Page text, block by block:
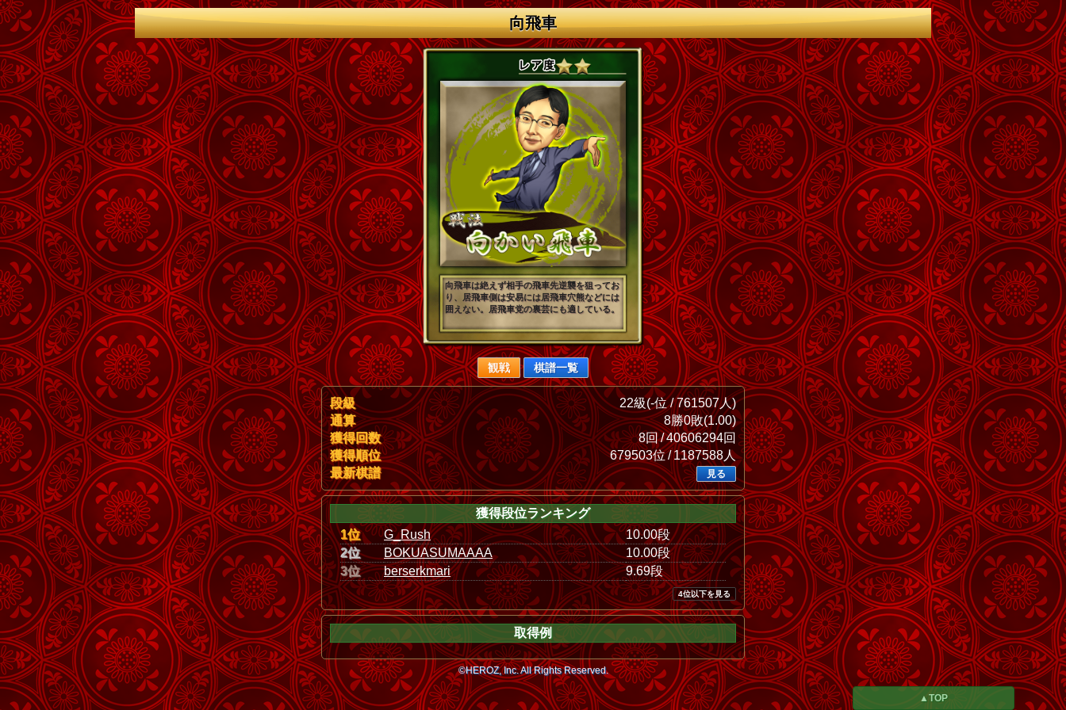
向飛車
向飛車は絶えず相手の飛車先逆襲を狙ってお
り、居飛車側は安易には居飛車穴熊などには
囲えない。居飛車党の裏芸にも適している。
観戦 棋譜一覧
段級
22級(-位 / 761507人)
通算
8勝0敗(1.00)
獲得回数
8回 / 40606294回
獲得順位
679503位 / 1187588人
最新棋譜
見る
獲得段位ランキング
1位
G_Rush
10.00段
2位
BOKUASUMAAAA
10.00段
3位
berserkmari 9.69段
4位以下を見る
取得例
©HEROZ, Inc. All Rights Reserved.
▲TOP